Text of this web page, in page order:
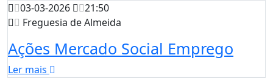
03-03-2026
21:50
Freguesia de Almeida
Ações Mercado Social Emprego
Ler mais